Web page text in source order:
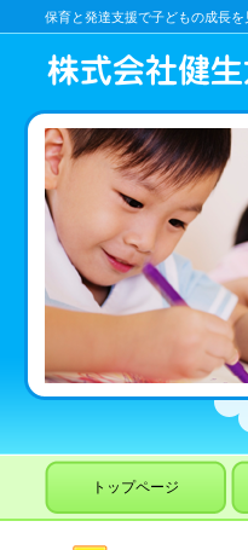
保育と発達支援で子どもの成長
トップページ